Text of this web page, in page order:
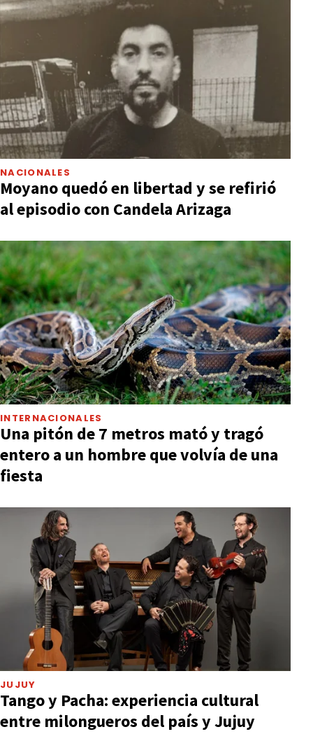
NACIONALES
Moyano quedó en libertad y se refirió
al episodio con Candela Arizaga
INTERNACIONALES
Una pitón de 7 metros mató y tragó
entero a un hombre que volvía de una
fiesta
JUJUY
Tango y Pacha: experiencia cultural
entre milongueros del país y Jujuy